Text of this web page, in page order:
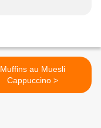
Muffins au Muesli
Cappuccino >